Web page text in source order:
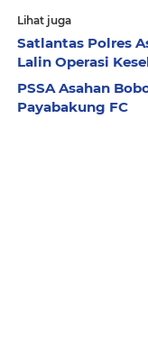
Lihat juga
Satlantas Polres
Lalin Operasi
PSSA Asahan
Payabakung FC